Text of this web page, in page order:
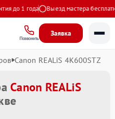
до 1 года Выезд мастера бесплатно
Позвонить
Заявка
Canon REALiS 4K600STZ
Canon REALiS